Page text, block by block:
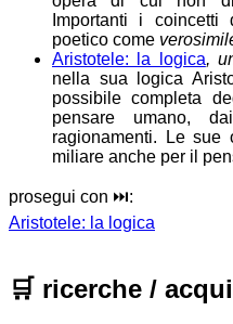
Importanti i
poetico come
Aristotele: la logica,
nella sua logica
possibile completa
pensare umano,
ragionamenti. Le
miliare anche per il
prosegui con ⏭️:
Aristotele: la logica
🛒 ricerche /